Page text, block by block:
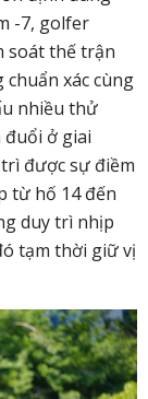
-7, golfer
soát thế trận
xác cùng
nhiều thử
đuổi ở giai
được sự điềm
từ hố 14 đến
duy trì nhịp
tạm thời giữ vị